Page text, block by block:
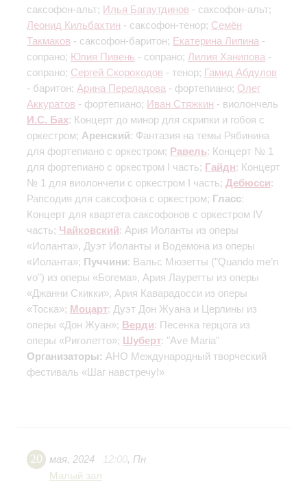
саксофон-альт; Илья Багаутдинов - саксофон-альт;
Леонид Кильбахтин - саксофон-тенор; Семён
Такмаков - саксофон-баритон; Екатерина Липина -
сопрано; Юлия Пивень - сопрано; Лилия Ханипова -
сопрано; Сергей Скороходов - тенор; Гамид Абдулов
- баритон; Арина Переладова - фортепиано; Олег
Аккуратов - фортепиано; Иван Стяжкин - виолончель
И.С. Бах: Концерт до минор для скрипки и гобоя с
оркестром; Аренский: Фантазия на темы Рябинина
для фортепиано с оркестром; Равель: Концерт № 1
для фортепиано с оркестром I часть; Гайдн: Концерт
№ 1 для виолончели с оркестром I часть; Дебюсси:
Рапсодия для саксофона с оркестром; Гласс:
Концерт для квартета саксофонов с оркестром IV
часть; Чайковский: Ария Иоланты из оперы
«Иоланта», Дуэт Иоланты и Водемона из оперы
«Иоланта»; Пуччини: Вальс Мюзетты ("Quando me’n
vo") из оперы «Богема», Ария Лауретты из оперы
«Джанни Скикки», Ария Каварадосси из оперы
«Тоска»; Моцарт: Дуэт Дон Жуана и Церлины из
оперы «Дон Жуан»; Верди: Песенка герцога из
оперы «Риголетто»; Шуберт: "Ave Maria"
Организаторы: АНО Международный творческий
фестиваль «Шаг навстречу!»
20 мая, 2024 12:00, Пн
Малый зал